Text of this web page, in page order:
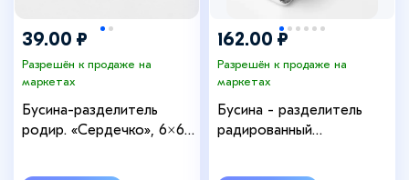
39.00 ₽
Разрешён к продаже на
маркетах
Бусина-разделитель
родир. «Сердечко», 6×6
162.00 ₽
Разрешён к продаже на
маркетах
Бусина - разделитель
радированный